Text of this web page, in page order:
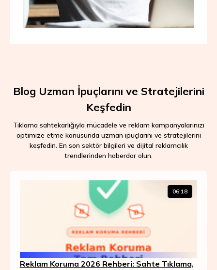
Blog Uzman İpuçlarını ve Stratejilerini
Keşfedin
Tıklama sahtekarlığıyla mücadele ve reklam kampanyalarınızı
optimize etme konusunda uzman ipuçlarını ve stratejilerini
keşfedin. En son sektör bilgileri ve dijital reklamcılık
trendlerinden haberdar olun.
06.18
Reklam Koruma 2026 Rehberi: Sahte Tıklama,